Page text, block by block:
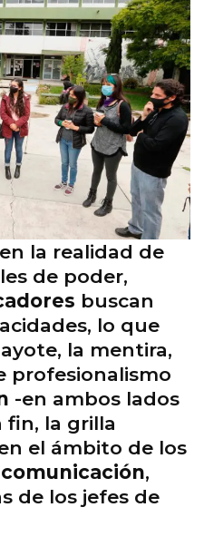
la realidad de
de poder,
buscan
lo que
la mentira,
profesionalismo
-en ambos lados
fin, la grilla
el ámbito de los
comunicación,
de los jefes de